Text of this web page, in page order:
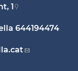
1
644194474